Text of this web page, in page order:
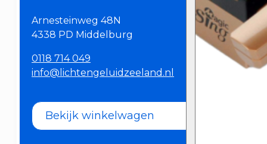
Arnesteinweg 48N
4338 PD Middelburg
0118 714 049
info@lichtengeluidzeeland.nl
Bekijk winkelwagen